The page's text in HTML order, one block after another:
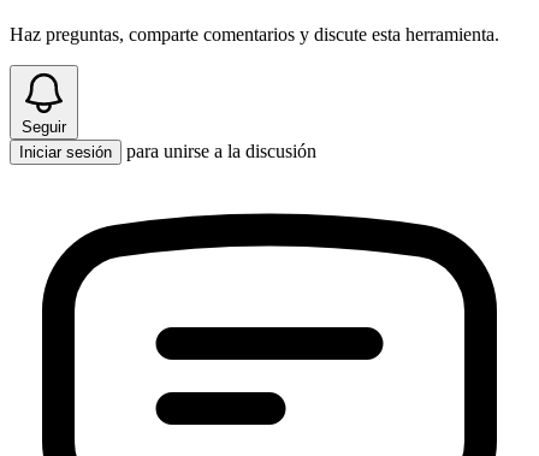
Haz preguntas, comparte comentarios y discute esta herramienta.
Seguir
Iniciar sesión
para unirse a la discusión